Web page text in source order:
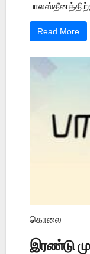
Read More
கொலை
இரண்டு